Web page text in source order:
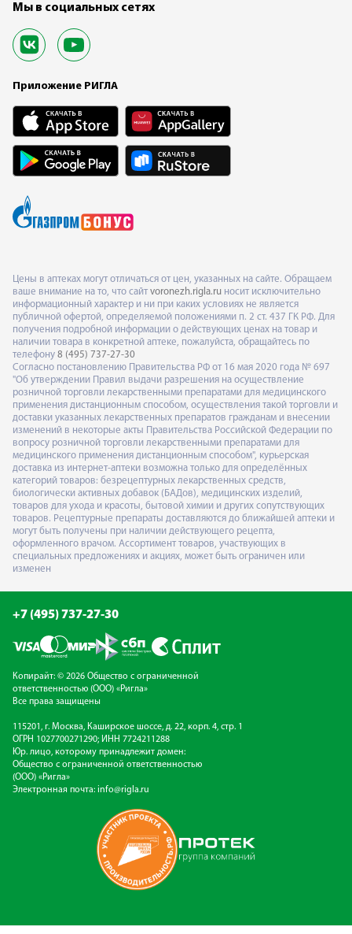
Мы в социальных сетях
Приложение РИГЛА
Цены в аптеках могут отличаться от цен, указанных на сайте. Обращаем
ваше внимание на то, что сайт voronezh.rigla.ru носит исключительно
информационный характер и ни при каких условиях не является
публичной офертой, определяемой положениями п. 2 ст. 437 ГК РФ. Для
получения подробной информации о действующих ценах на товар и
наличии товара в конкретной аптеке, пожалуйста, обращайтесь по
телефону 8 (495) 737-27-30
Согласно постановлению Правительства РФ от 16 мая 2020 года № 697
"Об утверждении Правил выдачи разрешения на осуществление
розничной торговли лекарственными препаратами для медицинского
применения дистанционным способом, осуществления такой торговли и
доставки указанных лекарственных препаратов гражданам и внесении
изменений в некоторые акты Правительства Российской Федерации по
вопросу розничной торговли лекарственными препаратами для
медицинского применения дистанционным способом", курьерская
доставка из интернет-аптеки возможна только для определённых
категорий товаров: безрецептурных лекарственных средств,
биологически активных добавок (БАДов), медицинских изделий,
товаров для ухода и красоты, бытовой химии и других сопутствующих
товаров. Рецептурные препараты доставляются до ближайшей аптеки и
могут быть получены при наличии действующего рецепта,
оформленного врачом. Ассортимент товаров, участвующих в
специальных предложениях и акциях, может быть ограничен или
изменен
+7 (495) 737-27-30
Копирайт: © 2026 Общество с ограниченной
ответственностью (ООО) «Ригла»
Все права защищены
115201, г. Москва, Каширское шоссе, д. 22, корп. 4, стр. 1
ОГРН 1027700271290; ИНН 7724211288
Юр. лицо, которому принадлежит домен:
Общество с ограниченной ответственностью
(ООО) «Ригла»
Электронная почта: info@rigla.ru